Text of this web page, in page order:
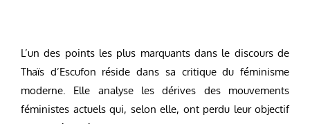
L’un des points les plus marquants dans le discours de
Thaïs d’Escufon réside dans sa critique du féminisme
moderne. Elle analyse les dérives des mouvements
féministes actuels qui, selon elle, ont perdu leur objectif